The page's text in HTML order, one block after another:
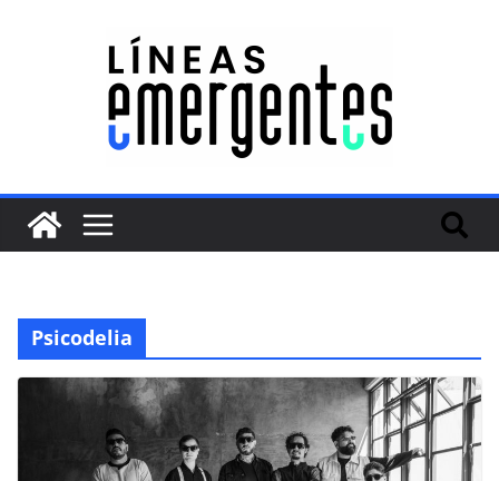
Psicodelia